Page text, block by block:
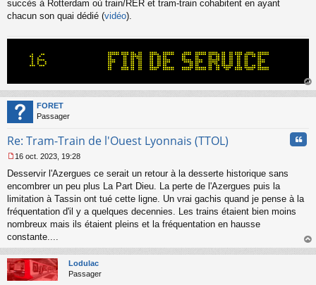
succès à Rotterdam où train/RER et tram-train cohabitent en ayant
chacun son quai dédié (vidéo).
au
FORET
Passager
Re: Tram-Train de l'Ouest Lyonnais (TTOL)
e
s
s
a
g
e
n
o
n
l
u
16 oct. 2023, 19:28
Desservir l'Azergues ce serait un retour à la desserte historique sans
encombrer un peu plus La Part Dieu. La perte de l'Azergues puis la
limitation à Tassin ont tué cette ligne. Un vrai gachis quand je pense à la
fréquentation d'il y a quelques decennies. Les trains étaient bien moins
nombreux mais ils étaient pleins et la fréquentation en hausse
constante....
au
Lodulac
Passager